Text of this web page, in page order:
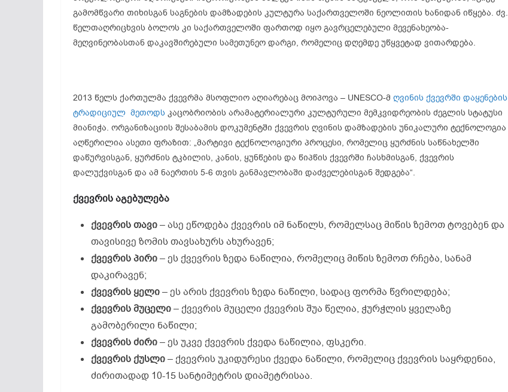
გამომწვარი თიხისგან საგნების დამზადების კულტურა საქართველოში ნეოლითის ხანიდან იწყება. ძვ.
წელთაღრიცხვის ბოლოს კი საქართველოში ფართოდ იყო გავრცელებული მევენახეობა-
მეღვინეობასთან დაკავშირებული სამეთუნეო დარგი, რომელიც დღემდე უწყვეტად ვითარდება.
2013 წელს ქართულმა ქვევრმა მსოფლიო აღიარებაც მოიპოვა – UNESCO-მ ღვინის ქვევრში დაყენების
ტრადიციულ მეთოდს კაცობრიობის არამატერიალური კულტურული მემკვიდრეობის ძეგლის სტატუსი
მიანიჭა. ორგანიზაციის შესაბამის დოკუმენტში ქვევრის ღვინის დამზადების უნიკალური ტექნოლოგია
აღწერილია ასეთი ფრაზით: „მარტივი ტექნოლოგიური პროცესი, რომელიც ყურძნის საწნახელში
დაწურვისგან, ყურძნის ტკბილის, კანის, ყუნწების და წიპწის ქვევრში ჩასხმისგან, ქვევრის
დალუქვისგან და ამ ნაერთის 5-6 თვის განმავლობაში დაძველებისგან შედგება“.
ქვევრის აგებულება
ქვევრის თავი– ასე ეწოდება ქვევრის იმ ნაწილს, რომელსაც მიწის ზემოთ ტოვებენ და
თავისივე ზომის თავსახურს ახურავენ;
ქვევრის პირი– ეს ქვევრის ზედა ნაწილია, რომელიც მიწის ზემოთ რჩება, სანამ
დაკირავენ;
ქვევრის ყელი– ეს არის ქვევრის ზედა ნაწილი, სადაც ფორმა წვრილდება;
ქვევრის მუცელი– ქვევრის მუცელი ქვევრის შუა წელია, ჭურჭლის ყველაზე
გამობერილი ნაწილი;
ქვევრის ძირი– ეს უკვე ქვევრის ქვედა ნაწილია, ფსკერი.
ქვევრის ქუსლი– ქვევრის უკიდურესი ქვედა ნაწილი, რომელიც ქვევრის საყრდენია,
ძირითადად 10-15 სანტიმეტრის დიამეტრისაა.